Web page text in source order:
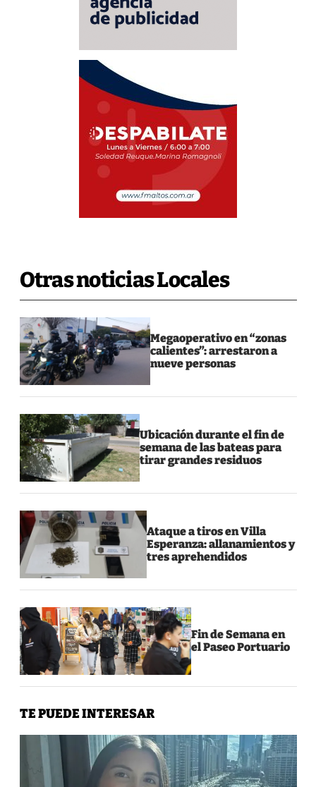
Otras noticias Locales
Megaoperativo en “zonas
calientes”: arrestaron a
nueve personas
Ubicación durante el fin de
semana de las bateas para
tirar grandes residuos
Ataque a tiros en Villa
Esperanza: allanamientos y
tres aprehendidos
Fin de Semana en
el Paseo Portuario
TE PUEDE INTERESAR